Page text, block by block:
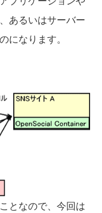
あるいはサーバー
になります。
となので、今回は